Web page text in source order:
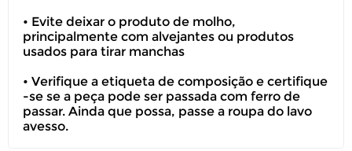
• Evite deixar o produto de molho,
principalmente com alvejantes ou produtos
usados para tirar manchas
• Verifique a etiqueta de composição e certifique
-se se a peça pode ser passada com ferro de
passar. Ainda que possa, passe a roupa do lavo
avesso.